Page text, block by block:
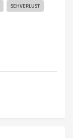
SEHVERLUST